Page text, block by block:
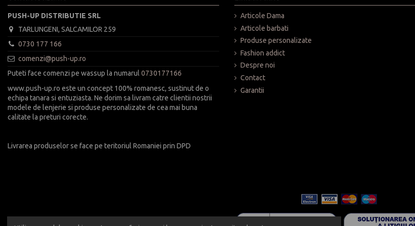
PUSH-UP DISTRIBUTIE SRL
TARLUNGENI, SALCAMILOR 259
0730 177 166
comenzi@push-up.ro
Puteti face comenzi pe wassup la numarul 0730177166
www.push-up.ro este un concept 100% romanesc, sustinut de o
echipa tanara si entuziasta. Ne dorim sa livram catre clientii nostrii
modele de lenjerie si produse personalizate de cea mai buna
calitate la preturi corecte.
Livrarea produselor se face pe teritoriul Romaniei prin DPD
Articole Dama
Articole barbati
Produse personalizate
Fashion addict
Despre noi
Contact
Garantii